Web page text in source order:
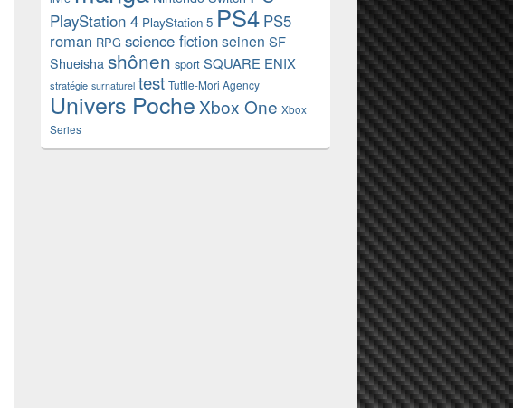
PlayStation 4 PlayStation 5 PS4 PS5
roman RPG science fictionseinen SF
Shueisha shônen sport SQUARE ENIX
stratégie surnaturel test Tuttle-Mori Agency
Univers Poche Xbox One Xbox
Series